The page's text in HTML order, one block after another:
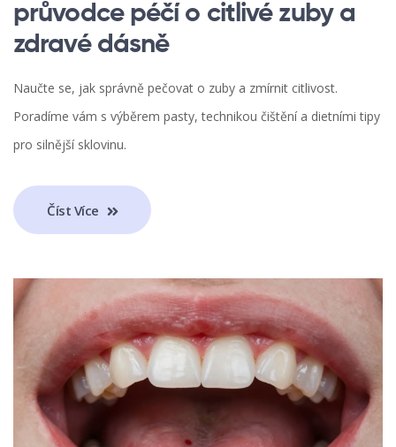
průvodce péčí o citlivé zuby a
zdravé dásně
Naučte se, jak správně pečovat o zuby a zmírnit citlivost.
Poradíme vám s výběrem pasty, technikou čištění a dietními tipy
pro silnější sklovinu.
Číst Více